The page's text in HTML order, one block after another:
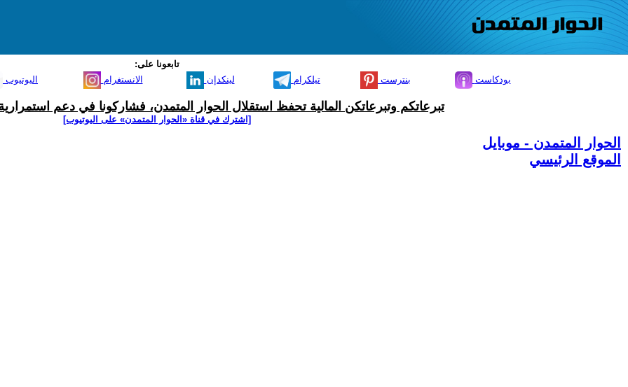
تابعونا على:
اليوتيوب الانستغرام لينكدإن تيلكرام بنترست بودكاست
تبرعاتكم وتبرعاتكن المالية تحفظ استقلال الحوار المتمدن، فشاركونا في دعم
[اشترك في قناة ‫«الحوار المتمدن» على اليوتيوب]
الحوار المتمدن - موبايل
الموقع الرئيسي